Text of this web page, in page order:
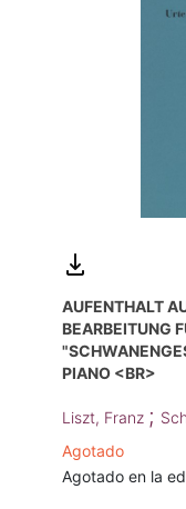
AUFENTHALT
BEARBEITUNG
PIANO <BR>
Liszt, Franz ;
Agotado
Agotado en la